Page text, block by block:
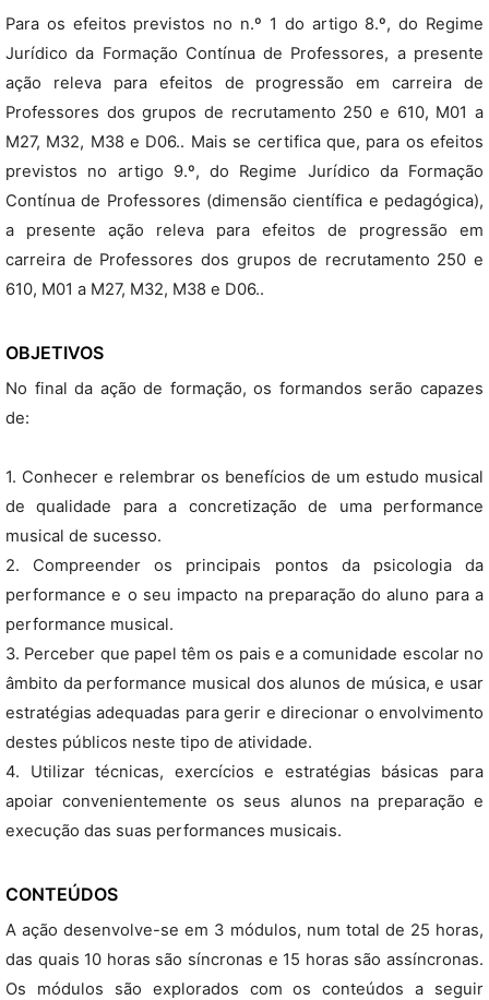
Para os efeitos previstos no n.º 1 do artigo 8.º, do Regime
Jurídico da Formação Contínua de Professores, a presente
ação releva para efeitos de progressão em carreira de
Professores dos grupos de recrutamento 250 e 610, M01 a
M27, M32, M38 e D06.. Mais se certifica que, para os efeitos
previstos no artigo 9.º, do Regime Jurídico da Formação
Contínua de Professores (dimensão científica e pedagógica),
a presente ação releva para efeitos de progressão em
carreira de Professores dos grupos de recrutamento 250 e
610, M01 a M27, M32, M38 e D06..
OBJETIVOS
No final da ação de formação, os formandos serão capazes
de:
1. Conhecer e relembrar os benefícios de um estudo musical
de qualidade para a concretização de uma performance
musical de sucesso.
2. Compreender os principais pontos da psicologia da
performance e o seu impacto na preparação do aluno para a
performance musical.
3. Perceber que papel têm os pais e a comunidade escolar no
âmbito da performance musical dos alunos de música, e usar
estratégias adequadas para gerir e direcionar o envolvimento
destes públicos neste tipo de atividade.
4. Utilizar técnicas, exercícios e estratégias básicas para
apoiar convenientemente os seus alunos na preparação e
execução das suas performances musicais.
CONTEÚDOS
A ação desenvolve-se em 3 módulos, num total de 25 horas,
das quais 10 horas são síncronas e 15 horas são assíncronas.
Os módulos são explorados com os conteúdos a seguir